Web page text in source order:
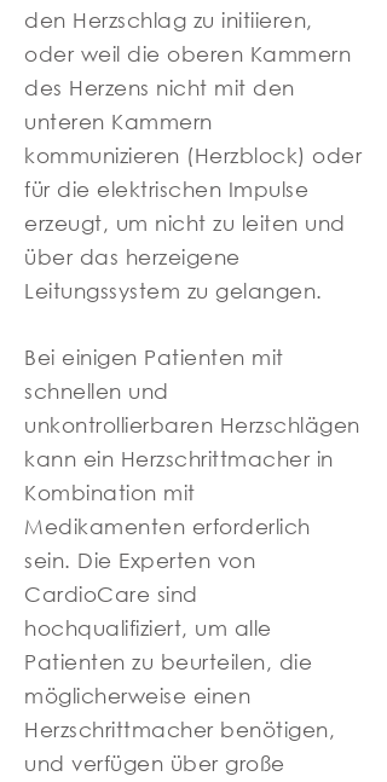
den Herzschlag zu initiieren,
oder weil die oberen Kammern
des Herzens nicht mit den
unteren Kammern
kommunizieren (Herzblock) oder
für die elektrischen Impulse
erzeugt, um nicht zu leiten und
über das herzeigene
Leitungssystem zu gelangen.
Bei einigen Patienten mit
schnellen und
unkontrollierbaren Herzschlägen
kann ein Herzschrittmacher in
Kombination mit
Medikamenten erforderlich
sein. Die Experten von
CardioCare sind
hochqualifiziert, um alle
Patienten zu beurteilen, die
möglicherweise einen
Herzschrittmacher benötigen,
und verfügen über große